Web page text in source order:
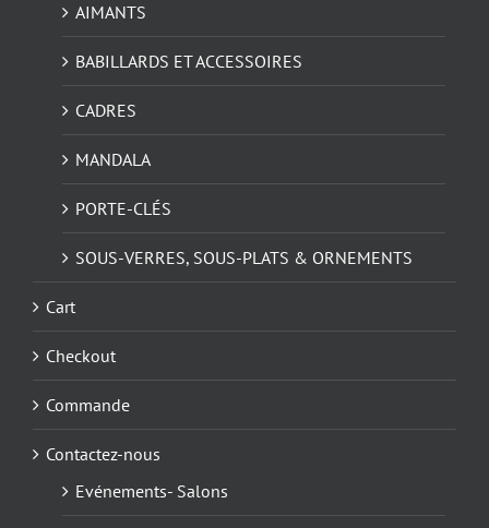
AIMANTS
BABILLARDS ET ACCESSOIRES
CADRES
MANDALA
PORTE-CLÉS
SOUS-VERRES, SOUS-PLATS & ORNEMENTS
Cart
Checkout
Commande
Contactez-nous
Evénements- Salons